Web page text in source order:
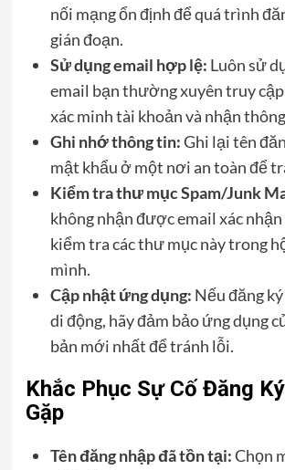
nối mạng ổn định để quá trình
gián đoạn.
Sử dụng email hợp lệ: Luôn sử
email bạn thường xuyên truy cập
xác minh tài khoản và nhận
Ghi nhớ thông tin:Ghi lại tên
mật khẩu ở một nơi an toàn để
Kiểm tra thư mục Spam/Junk
không nhận được email xác
kiểm tra các thư mục này trong
mình.
Cập nhật ứng dụng: Nếu đăng
di động, hãy đảm bảo ứng dụng
bản mới nhất để tránh lỗi.
Khắc Phục Sự Cố Đăng
Gặp
Tên đăng nhập đã tồn tại:Chọn